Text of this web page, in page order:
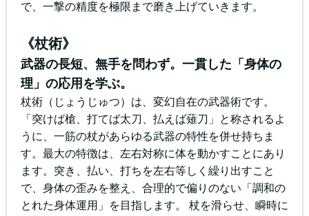
で、一撃の精度を極限まで磨き上げていきます。
《杖術》
武器の長短、無手を問わず。一貫した「身体の
理」の応用を学ぶ。
杖術（じょうじゅつ）は、変幻自在の武器術です。
「突けば槍、打てば太刀、払えば薙刀」と称されるよ
うに、一筋の杖があらゆる武器の特性を併せ持ちま
す。最大の特徴は、左右対称に体を動かすことにあり
ます。突き、払い、打ちを左右等しく繰り出すこと
で、身体の歪みを整え、合理的で偏りのない「調和の
とれた身体運用」を目指します。 杖を滑らせ、瞬時に